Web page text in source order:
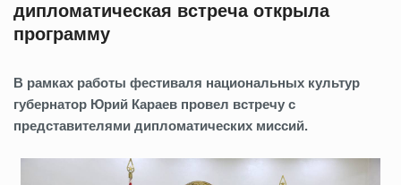
дипломатическая встреча открыла
программу
В рамках работы фестиваля национальных культур
губернатор Юрий Караев провел встречу с
представителями дипломатических миссий.